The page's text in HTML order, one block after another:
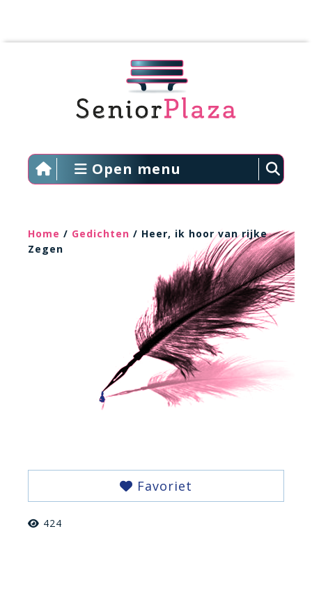
Open menu
Home / Gedichten / Heer, ik hoor van rijke
Zegen
Favoriet
424